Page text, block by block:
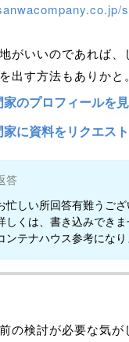
がいいのであれば、
出す方法もありかと。
家のプロフィールを
家に資料をリクエスト
答
忙しい所回答有難うござ
しくは、書き込みでき
ンテナハウス参考になり
の検討が必要な気